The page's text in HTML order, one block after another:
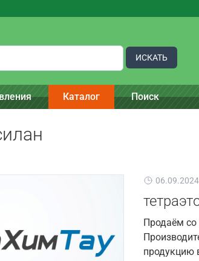
ИСКАТЬ
Каталог Поиск
06.09.2024
Продаём
продукцию